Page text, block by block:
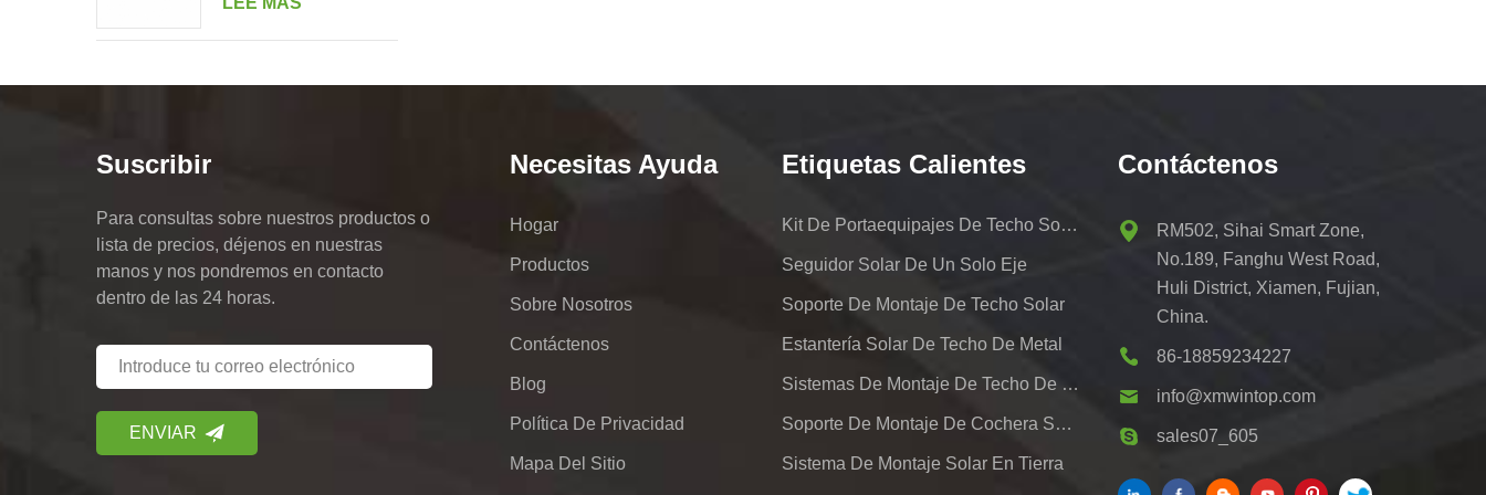
Suscribir
Para consultas sobre nuestros productos o
lista de precios, déjenos en nuestras
manos y nos pondremos en contacto
dentro de las 24 horas.
Necesitas Ayuda
Hogar
Productos
Sobre Nosotros
Contáctenos
Blog
Política De Privacidad
Mapa Del Sitio
Etiquetas Calientes
Kit De Portaequipajes De Techo Solar
Seguidor Solar De Un Solo Eje
Soporte De Montaje De Techo Solar
Estantería Solar De Techo De Metal
Sistemas De Montaje De Techo De Hojalata Fotovoltaica
Soporte De Montaje De Cochera Solar Residencial
Sistema De Montaje Solar En Tierra
Contáctenos
RM502, Sihai Smart Zone,
No.189, Fanghu West Road,
Huli District, Xiamen, Fujian,
China.
86-18859234227
info@xmwintop.com
sales07_605